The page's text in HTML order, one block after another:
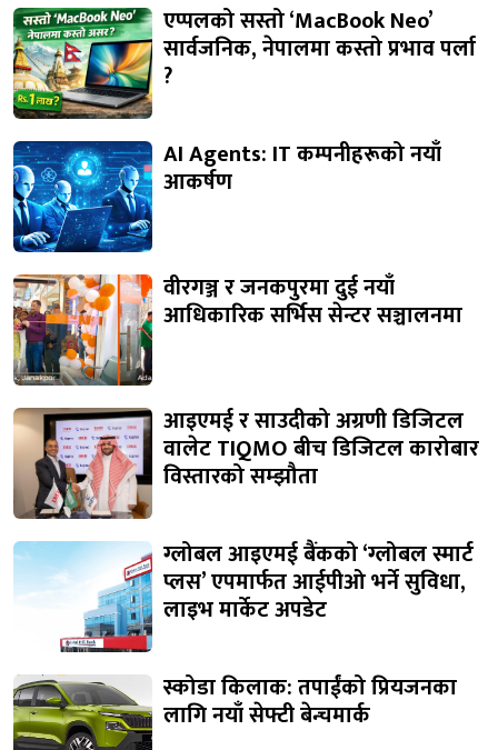
एप्पलको सस्तो ‘MacBook Neo’
सार्वजनिक, नेपालमा कस्तो प्रभाव पर्ला
?
AI Agents: IT कम्पनीहरूको नयाँ
आकर्षण
वीरगञ्ज र जनकपुरमा दुई नयाँ
आधिकारिक सर्भिस सेन्टर सञ्चालनमा
आइएमई र साउदीको अग्रणी डिजिटल
वालेट TIQMO बीच डिजिटल कारोबार
विस्तारको सम्झौता
ग्लोबल आइएमई बैंकको ‘ग्लोबल स्मार्ट
प्लस’ एपमार्फत आईपीओ भर्ने सुविधा,
लाइभ मार्केट अपडेट
स्कोडा किलाक: तपाईंको प्रियजनका
लागि नयाँ सेफ्टी बेन्चमार्क